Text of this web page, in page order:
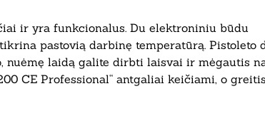
ir yra funkcionalus. Du elektroniniu būdu
pastovią darbinę temperatūrą. Pistoleto
laidą galite dirbti laisvai ir mėgautis
CE Professional“ antgaliai keičiami, o greitis